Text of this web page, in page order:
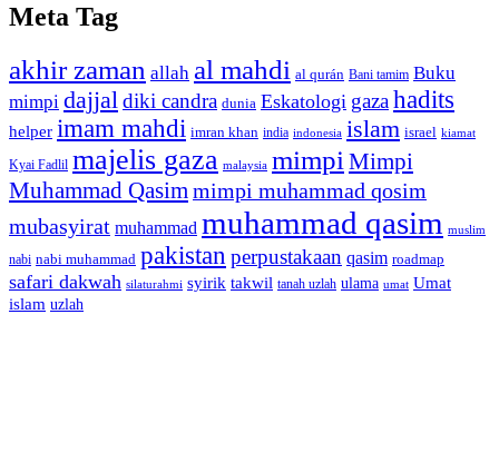
Meta Tag
akhir zaman allah al mahdi al qurán Bani tamim Buku
mimpi dajjal diki candra dunia Eskatologi gazahadits
helper imam mahdi imran khan india indonesia islam israel kiamat
Kyai Fadlil majelis gaza malaysia mimpi Mimpi
Muhammad Qasim mimpi muhammad qosim
mubasyirat muhammad muhammad qasim muslim
nabi nabi muhammad pakistan perpustakaan qasim roadmap
safari dakwah silaturahmi syirik takwil tanah uzlah ulama umat Umat
islam uzlah